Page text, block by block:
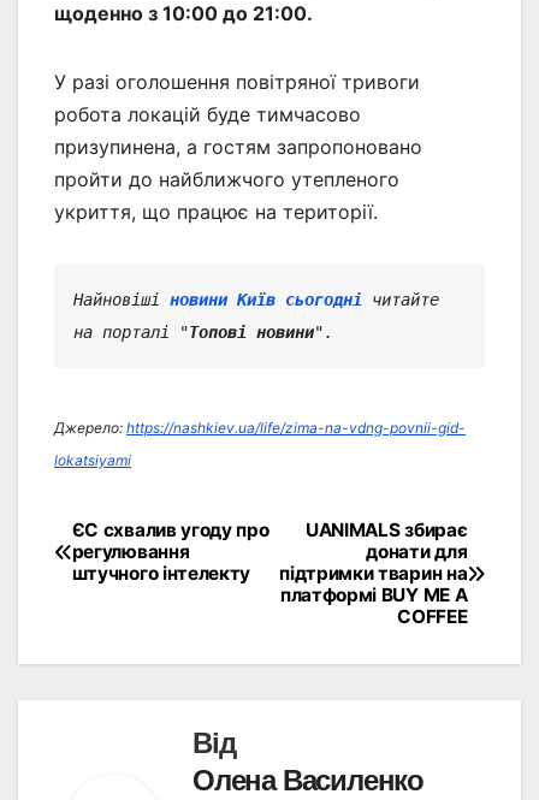
щоденно з 10:00 до 21:00.
У разі оголошення повітряної тривоги
робота локацій буде тимчасово
призупинена, а гостям запропоновано
пройти до найближчого утепленого
укриття, що працює на території.
Найновіші новини Київ сьогодні читайте
на порталі "Топові новини".
Джерело: https://nashkiev.ua/life/zima-na-vdng-povnii-gid-
lokatsiyami
Навігація
записів
UANIMALS збирає
донати для
підтримки тварин на
платформі BUY ME A
COFFEE
ЄС схвалив угоду про
регулювання
штучного інтелекту
Від
Олена Василенко